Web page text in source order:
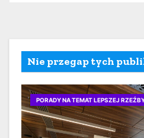
Nie przegap tych
PORADY NA TEMAT LEPSZEJ